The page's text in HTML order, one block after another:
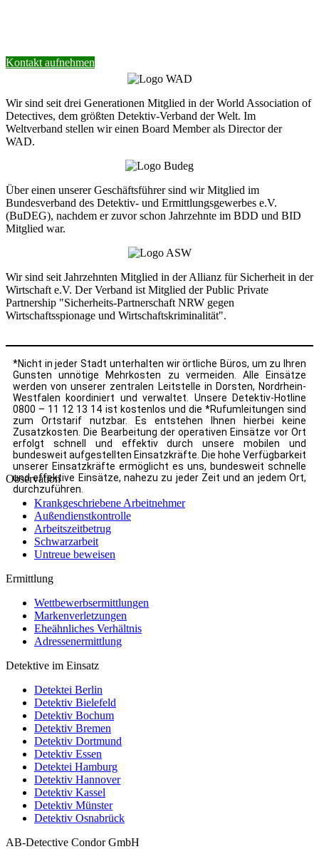
Kontakt aufnehmen
Wir sind seit drei Generationen Mitglied in der World Association of
Detectives, dem größten Detektiv-Verband der Welt. Im
Weltverband stellen wir einen Board Member als Director der
WAD.
Über einen unserer Geschäftsführer sind wir Mitglied im
Bundesverband des Detektiv- und Ermittlungsgewerbes e.V.
(BuDEG), nachdem er zuvor schon Jahrzehnte im BDD und BID
Mitglied war.
Wir sind seit Jahrzehnten Mitglied in der Allianz für Sicherheit in der
Wirtschaft e.V. Der Verband ist Mitglied der Public Private
Partnership "Sicherheits-Partnerschaft NRW gegen
Wirtschaftsspionage und Wirtschaftskriminalität".
*Nicht in jeder Stadt unterhalten wir örtliche Büros, um zu Ihren
Gunsten unnötige Mehrkosten zu vermeiden. Alle Einsätze
werden von unserer zentralen Leitstelle in Dorsten, Nordrhein-
Westfalen koordiniert und verwaltet. Unsere Detektiv-Hotline
0800 – 11 12 13 14 ist kostenlos und die *Rufumleitungen sind
zum Ortstarif nutzbar. Es entstehen Ihnen hierbei keine
Zusatzkosten. Die Bearbeitung der operativen Einsätze vor Ort
erfolgt schnell und effektiv durch unsere mobilen und
bundesweit aufgestellten Einsatzkräfte. Die hohe Verfügbarkeit
unserer Einsatzkräfte ermöglicht es uns, bundesweit schnelle
und effektive Einsätze, nahezu zu jeder Zeit und an jedem Ort,
durchzuführen.
Observation
Krankgeschriebene Arbeitnehmer
Außendienstkontrolle
Arbeitszeitbetrug
Schwarzarbeit
Untreue beweisen
Ermittlung
Wettbewerbsermittlungen
Markenverletzungen
Eheähnliches Verhältnis
Adressenermittlung
Detektive im Einsatz
Detektei Berlin
Detektiv Bielefeld
Detektiv Bochum
Detektiv Bremen
Detektiv Dortmund
Detektiv Essen
Detektei Hamburg
Detektiv Hannover
Detektiv Kassel
Detektiv Münster
Detektiv Osnabrück
AB-Detective Condor GmbH